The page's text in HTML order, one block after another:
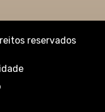
reservados